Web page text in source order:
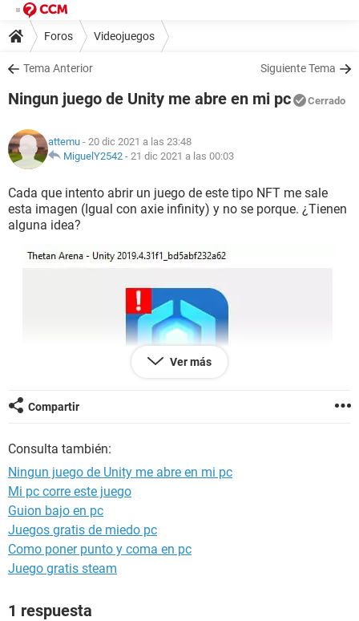
Foros Videojuegos
Tema Anterior Siguiente Tema
Ningun juego de Unity me abre en mi pc Cerrado
attemu - 20 dic 2021 a las 23:48
MiguelY2542 - 21 dic 2021 a las 00:03
Cada que intento abrir un juego de este tipo NFT me sale
esta imagen (Igual con axie infinity) y no se porque. ¿Tienen
alguna idea?
Ver más
Compartir
Consulta también:
Ningun juego de Unity me abre en mi pc
Mi pc corre este juego
Guion bajo en pc
Juegos gratis de miedo pc
Como poner punto y coma en pc
Juego gratis steam
1 respuesta